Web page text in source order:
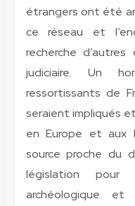
étrangers ont été
ce réseau et
recherche
judiciaire. Un
ressortissants de
seraient impliqués
en Europe et aux
source proche du
législation pour
archéologique